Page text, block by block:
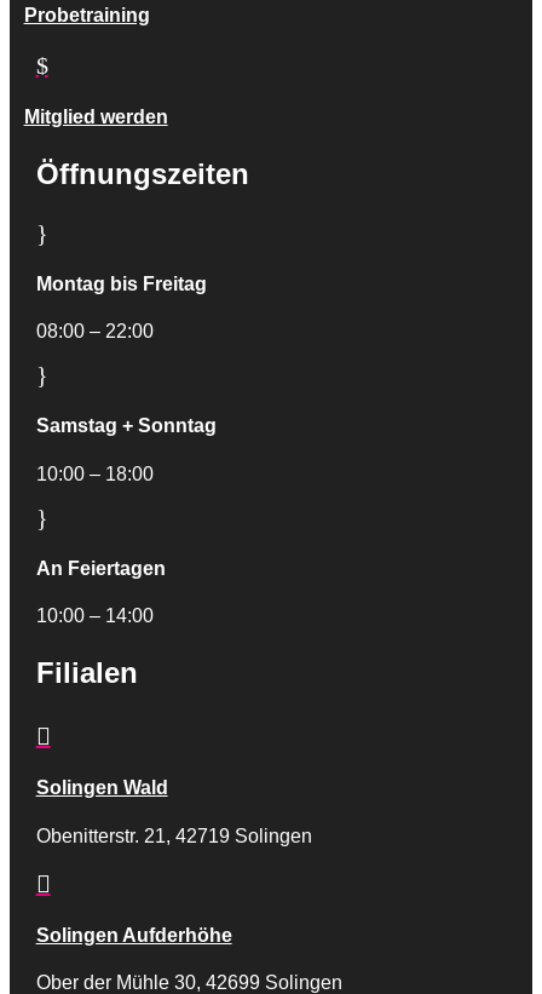
Probetraining
$
Mitglied werden
Öffnungszeiten
}
Montag bis Freitag
08:00 – 22:00
}
Samstag + Sonntag
10:00 – 18:00
}
An Feiertagen
10:00 – 14:00
Filialen

Solingen Wald
Obenitterstr. 21, 42719 Solingen

Solingen Aufderhöhe
Ober der Mühle 30, 42699 Solingen